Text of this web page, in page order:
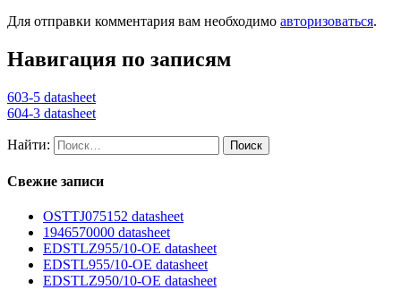
Для отправки комментария вам необходимо авторизоваться.
Навигация по записям
603-5 datasheet
604-3 datasheet
Найти:
Свежие записи
OSTTJ075152 datasheet
1946570000 datasheet
EDSTLZ955/10-OE datasheet
EDSTL955/10-OE datasheet
EDSTLZ950/10-OE datasheet